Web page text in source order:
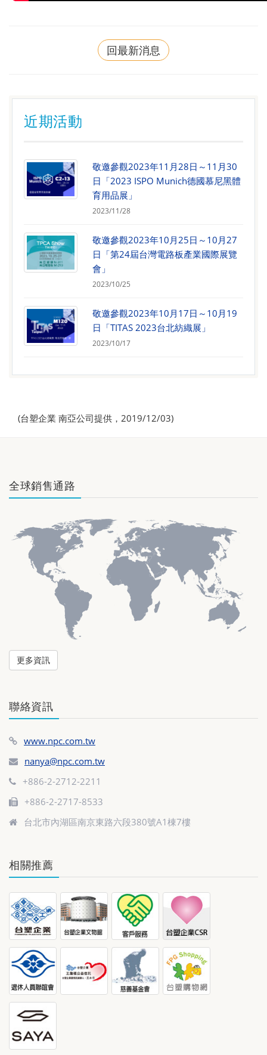
回最新消息
近期活動
敬邀參觀2023年11月28日～11月30
日「2023 ISPO Munich德國慕尼黑體
育用品展」
2023/11/28
敬邀參觀2023年10月25日～10月27
日「第24屆台灣電路板產業國際展覽
會」
2023/10/25
敬邀參觀2023年10月17日～10月19
日「TITAS 2023台北紡織展」
2023/10/17
(台塑企業 南亞公司提供，2019/12/03)
全球銷售通路
更多資訊
聯絡資訊
www.npc.com.tw
nanya@npc.com.tw
+886-2-2712-2211
+886-2-2717-8533
台北市內湖區南京東路六段380號A1棟7樓
相關推薦